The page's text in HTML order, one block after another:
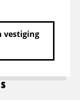
vestiging